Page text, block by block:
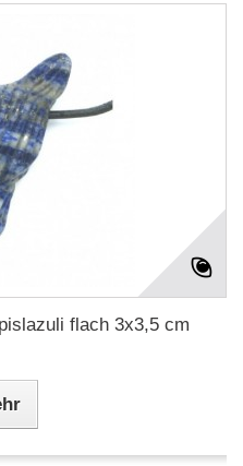
flach 3x3,5 cm